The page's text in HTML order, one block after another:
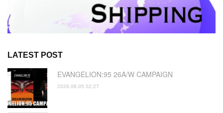
LATEST POST
EVANGELION:95 26A/W CAMPAIGN
2026.08.05 02:27